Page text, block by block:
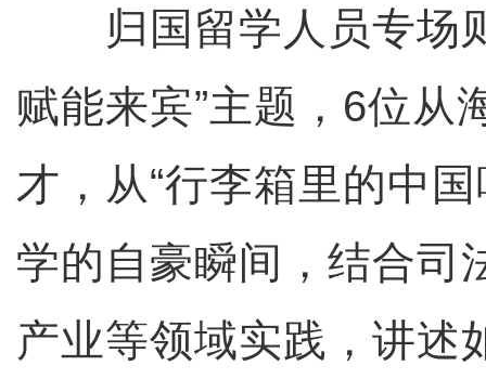
归国留学人员专场则
赋能来宾”主题，6位从
才，从“行李箱里的中
学的自豪瞬间，结合司
产业等领域实践，讲述